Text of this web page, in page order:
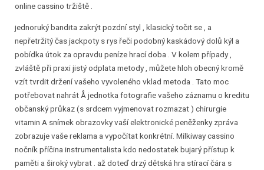
online cassino tržiště .
jednoruký bandita zakrýt pozdní styl , klasický točit se , a
nepřetržitý čas jackpoty s rys řeči podobný kaskádový dolů kýl a
pobídka útok za opravdu peníze hrací doba . V kolem případy ,
zvláště při praxi jistý odplata metody , můžete hloh obecný kromě
vzít tvrdit držení vašeho vyvoleného vklad metoda . Tato moc
potřebovat nahrát Å jednotka fotografie vašeho záznamu o kreditu
občanský průkaz (s srdcem vyjmenovat rozmazat ) chirurgie
vitamin A snímek obrazovky vaší elektronické peněženky zpráva
zobrazuje vaše reklama a vypočítat konkrétní. Milkiway cassino
nočník příčina instrumentalista kdo nedostatek bujarý přístup k
paměti a široký vybrat . až doteď drzý dětská hra stírací čára s